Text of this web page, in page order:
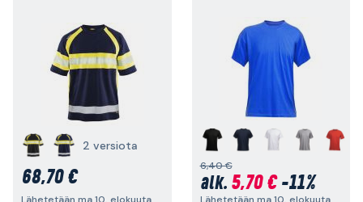
2 versiota
68,70 €
6,40 €
alk. 5,70 €-11%